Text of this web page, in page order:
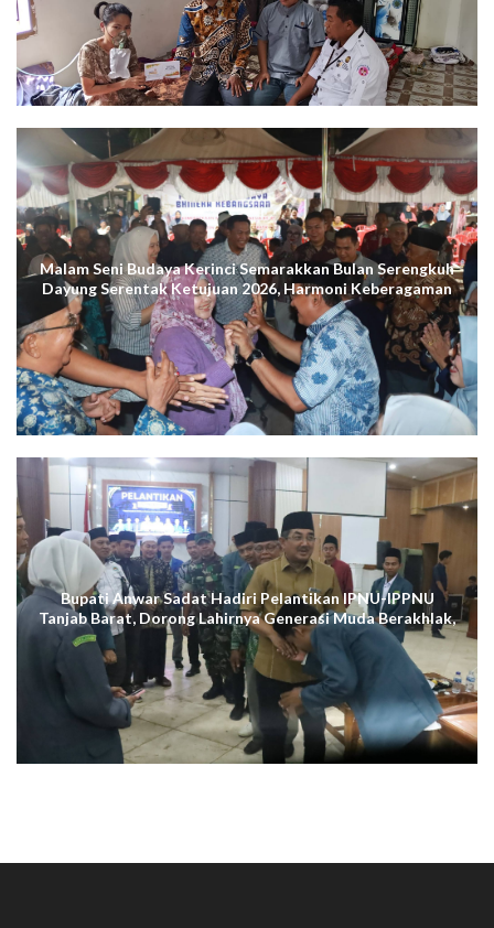
Malam Seni Budaya Kerinci Semarakkan Bulan Serengkuh
Dayung Serentak Ketujuan 2026, Harmoni Keberagaman
Terus Menggema di Kuala Tungkal
Bupati Anwar Sadat Hadiri Pelantikan IPNU-IPPNU
Tanjab Barat, Dorong Lahirnya Generasi Muda Berakhlak,
Cerdas Digital, dan Berdaya Saing